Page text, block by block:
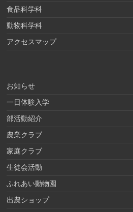
食品科学科
動物科学科
アクセスマップ
お知らせ
一日体験入学
部活動紹介
農業クラブ
家庭クラブ
生徒会活動
ふれあい動物園
出農ショップ